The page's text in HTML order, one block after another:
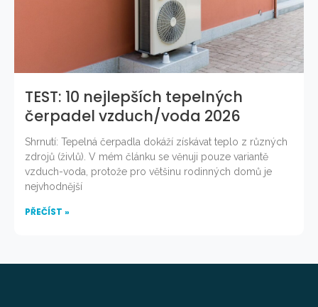
TEST: 10 nejlepších tepelných
čerpadel vzduch/voda 2026
Shrnutí: Tepelná čerpadla dokáží získávat teplo z různých
zdrojů (živlů). V mém článku se věnuji pouze variantě
vzduch-voda, protože pro většinu rodinných domů je
nejvhodnější
PŘEČÍST »